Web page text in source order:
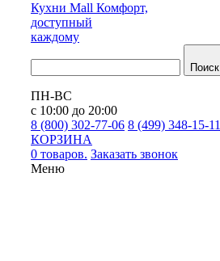
Кухни Mall Комфорт,
доступный
каждому
Поиск
ПН-ВС
с 10:00 до 20:00
8 (800) 302-77-06 8 (499) 348-15-11
КОРЗИНА
0 товаров. Заказать звонок
Меню